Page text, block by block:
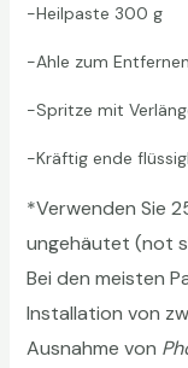
-Heilpaste 300 g
-Ahle zum
-Spritze mit
-Kräftig ende
*Verwenden Sie
ungehäutet (not
Bei den meisten
Installation von
Ausnahme von